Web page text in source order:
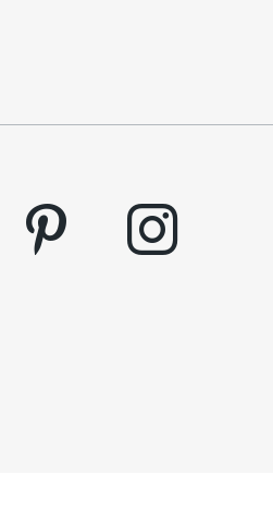
pinterest instagram